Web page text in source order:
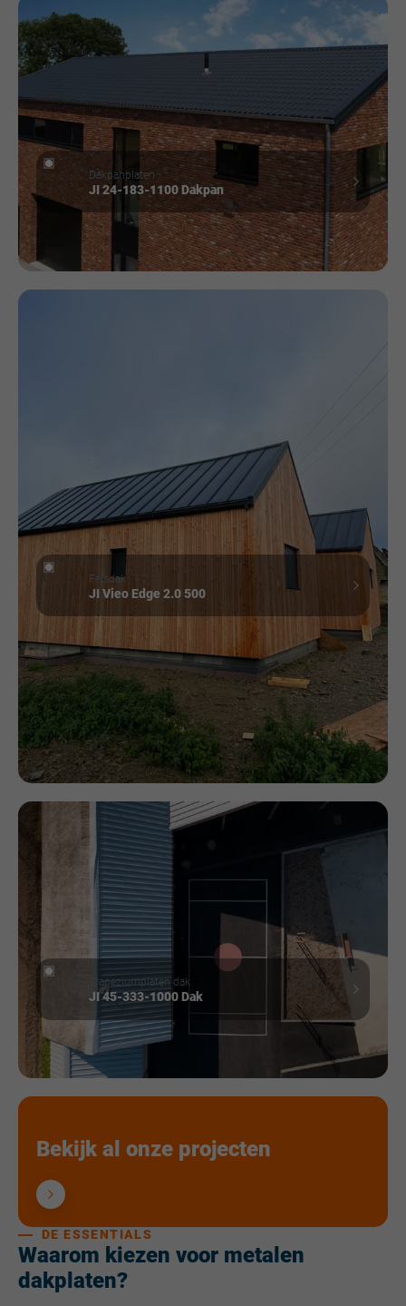
Dakpanplaten
JI 24-183-1100 Dakpan
Felsdak
JI Vieo Edge 2.0 500
Trapeziumplaten dak
JI 45-333-1000 Dak
Bekijk al onze projecten
Waarom kiezen voor metalen
dakplaten?
DE ESSENTIALS